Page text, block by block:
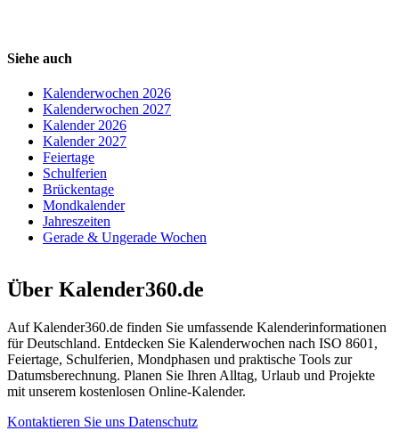
Siehe auch
Kalenderwochen 2026
Kalenderwochen 2027
Kalender 2026
Kalender 2027
Feiertage
Schulferien
Brückentage
Mondkalender
Jahreszeiten
Gerade & Ungerade Wochen
Über Kalender360.de
Auf Kalender360.de finden Sie umfassende Kalenderinformationen
für Deutschland. Entdecken Sie Kalenderwochen nach ISO 8601,
Feiertage, Schulferien, Mondphasen und praktische Tools zur
Datumsberechnung. Planen Sie Ihren Alltag, Urlaub und Projekte
mit unserem kostenlosen Online-Kalender.
Kontaktieren Sie uns Datenschutz